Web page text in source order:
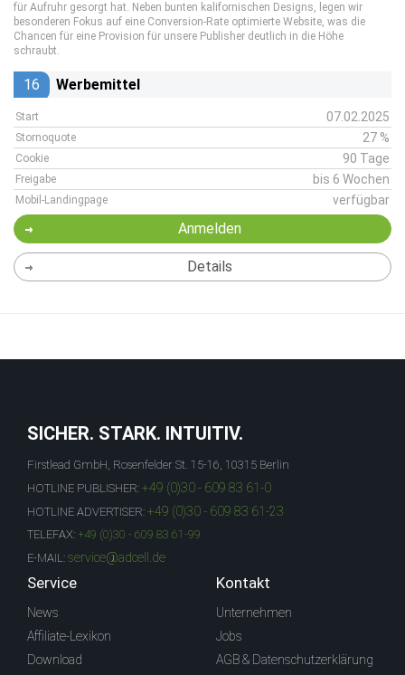
für Aufruhr gesorgt hat. Neben bunten kalifornischen Designs, legen wir
besonderen Fokus auf eine Conversion-Rate optimierte Website, was die
Chancen für eine Provision für unsere Publisher deutlich in die Höhe
schraubt.
16 Werbemittel
Start 07.02.2025
Stornoquote 27 %
Cookie 90 Tage
Freigabe bis 6 Wochen
Mobil-Landingpage verfügbar
Anmelden
Details
SICHER. STARK. INTUITIV.
Firstlead GmbH, Rosenfelder St. 15-16, 10315 Berlin
HOTLINE PUBLISHER: +49 (0)30 - 609 83 61-0
HOTLINE ADVERTISER: +49 (0)30 - 609 83 61-23
TELEFAX: +49 (0)30 - 609 83 61-99
E-MAIL: service@adcell.de
Service
News
Affiliate-Lexikon
Download
Kontakt
Unternehmen
Jobs
AGB & Datenschutzerklärung